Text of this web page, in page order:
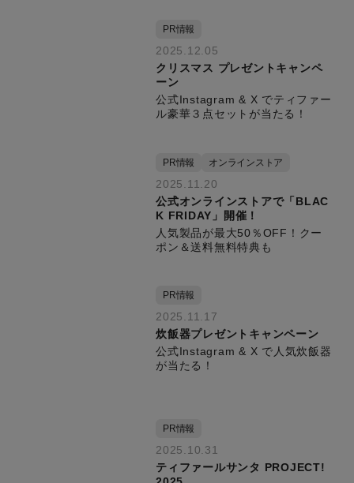
PR情報
2025.12.05
クリスマス プレゼントキャンペ
ーン
公式Instagram & X でティファー
ル豪華３点セットが当たる！
PR情報 オンラインストア
2025.11.20
公式オンラインストアで「BLAC
K FRIDAY」開催！
人気製品が最大50％OFF！クー
ポン＆送料無料特典も
PR情報
2025.11.17
炊飯器プレゼントキャンペーン
公式Instagram & X で人気炊飯器
が当たる！
PR情報
2025.10.31
ティファールサンタ PROJECT!